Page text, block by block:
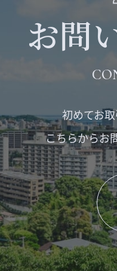
お問
初めてお
こちらからお